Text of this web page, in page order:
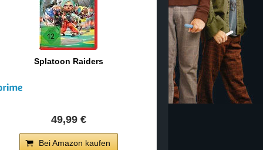
Splatoon Raiders
49,99 €
Bei Amazon kaufen